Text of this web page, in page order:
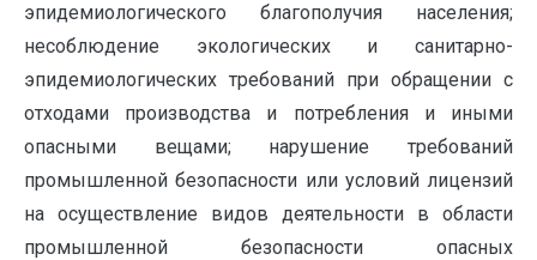
эпидемиологического благополучия населения;
несоблюдение экологических и санитарно-
эпидемиологических требований при обращении с
отходами производства и потребления и иными
опасными вещами; нарушение требований
промышленной безопасности или условий лицензий
на осуществление видов деятельности в области
промышленной безопасности опасных